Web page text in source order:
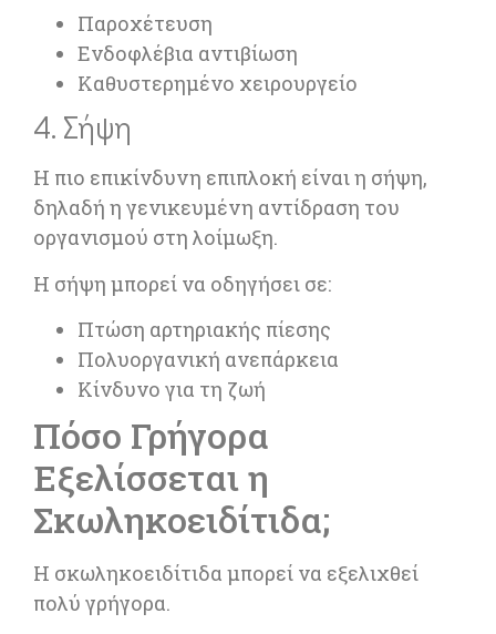
Παροχέτευση
Ενδοφλέβια αντιβίωση
Καθυστερημένο χειρουργείο
4. Σήψη
Η πιο επικίνδυνη επιπλοκή είναι η σήψη,
δηλαδή η γενικευμένη αντίδραση του
οργανισμού στη λοίμωξη.
Η σήψη μπορεί να οδηγήσει σε:
Πτώση αρτηριακής πίεσης
Πολυοργανική ανεπάρκεια
Κίνδυνο για τη ζωή
Πόσο Γρήγορα
Εξελίσσεται η
Σκωληκοειδίτιδα;
Η σκωληκοειδίτιδα μπορεί να εξελιχθεί
πολύ γρήγορα.